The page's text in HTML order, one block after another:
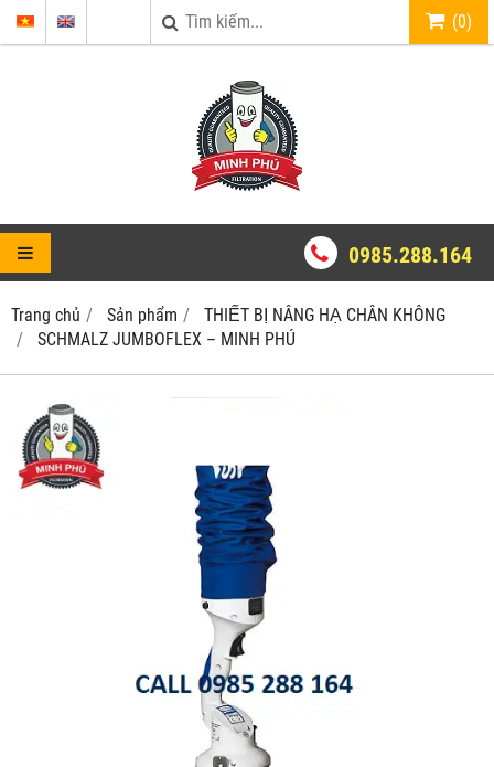
(0)
0985.288.164
Trang chủ Sản phẩm
THIẾT BỊ NÂNG HẠ CHÂN KHÔNG
SCHMALZ JUMBOFLEX – MINH PHÚ